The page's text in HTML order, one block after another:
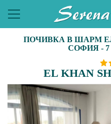
ПОЧИВКИ
ПРАЗНИЦИ
ЕКЗОТИКА
ПОЧИВКА В ШАРМ
СОФИЯ -
EL KHAN